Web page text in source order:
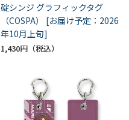
碇シンジ グラフィックタグ
（COSPA） [お届け予定：2026
年10月上旬]
1,430円